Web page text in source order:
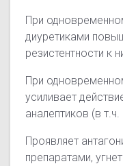
При
диуретиками
резистентности к
При
усиливает
аналептиков (в
Проявляет
препаратами,